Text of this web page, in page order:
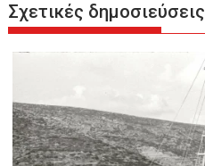
Σχετικές δημοσιεύσεις